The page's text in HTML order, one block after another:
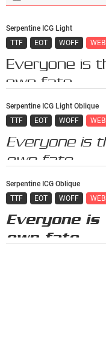
Serpentine ICG Light
TTF
EOT WOFF WEB
Serpentine ICG Light Oblique
TTF
EOT WOFF WEB
Serpentine ICG Oblique
TTF
EOT WOFF WEB